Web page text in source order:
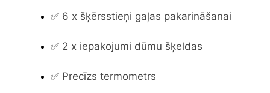
✅ 6 x šķērsstieņi gaļas pakarināšanai
✅ 2 x iepakojumi dūmu šķeldas
✅ Precīzs termometrs